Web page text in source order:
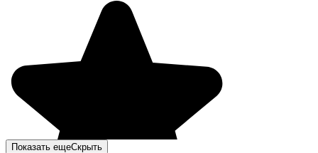
Показать ещеСкрыть